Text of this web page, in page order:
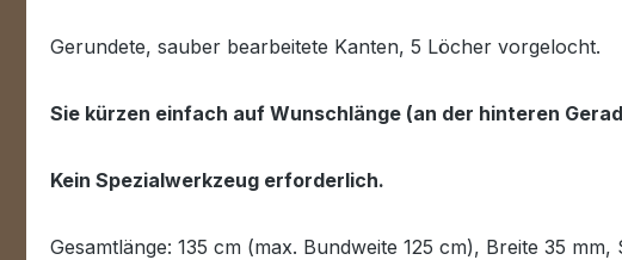
Gerundete, sauber bearbeitete Kanten, 5 Löcher vorgelocht.
Sie kürzen einfach auf Wunschlänge (an der hinteren
Kein Spezialwerkzeug erforderlich.
Gesamtlänge: 135 cm (max. Bundweite 125 cm), Breite 35 mm,